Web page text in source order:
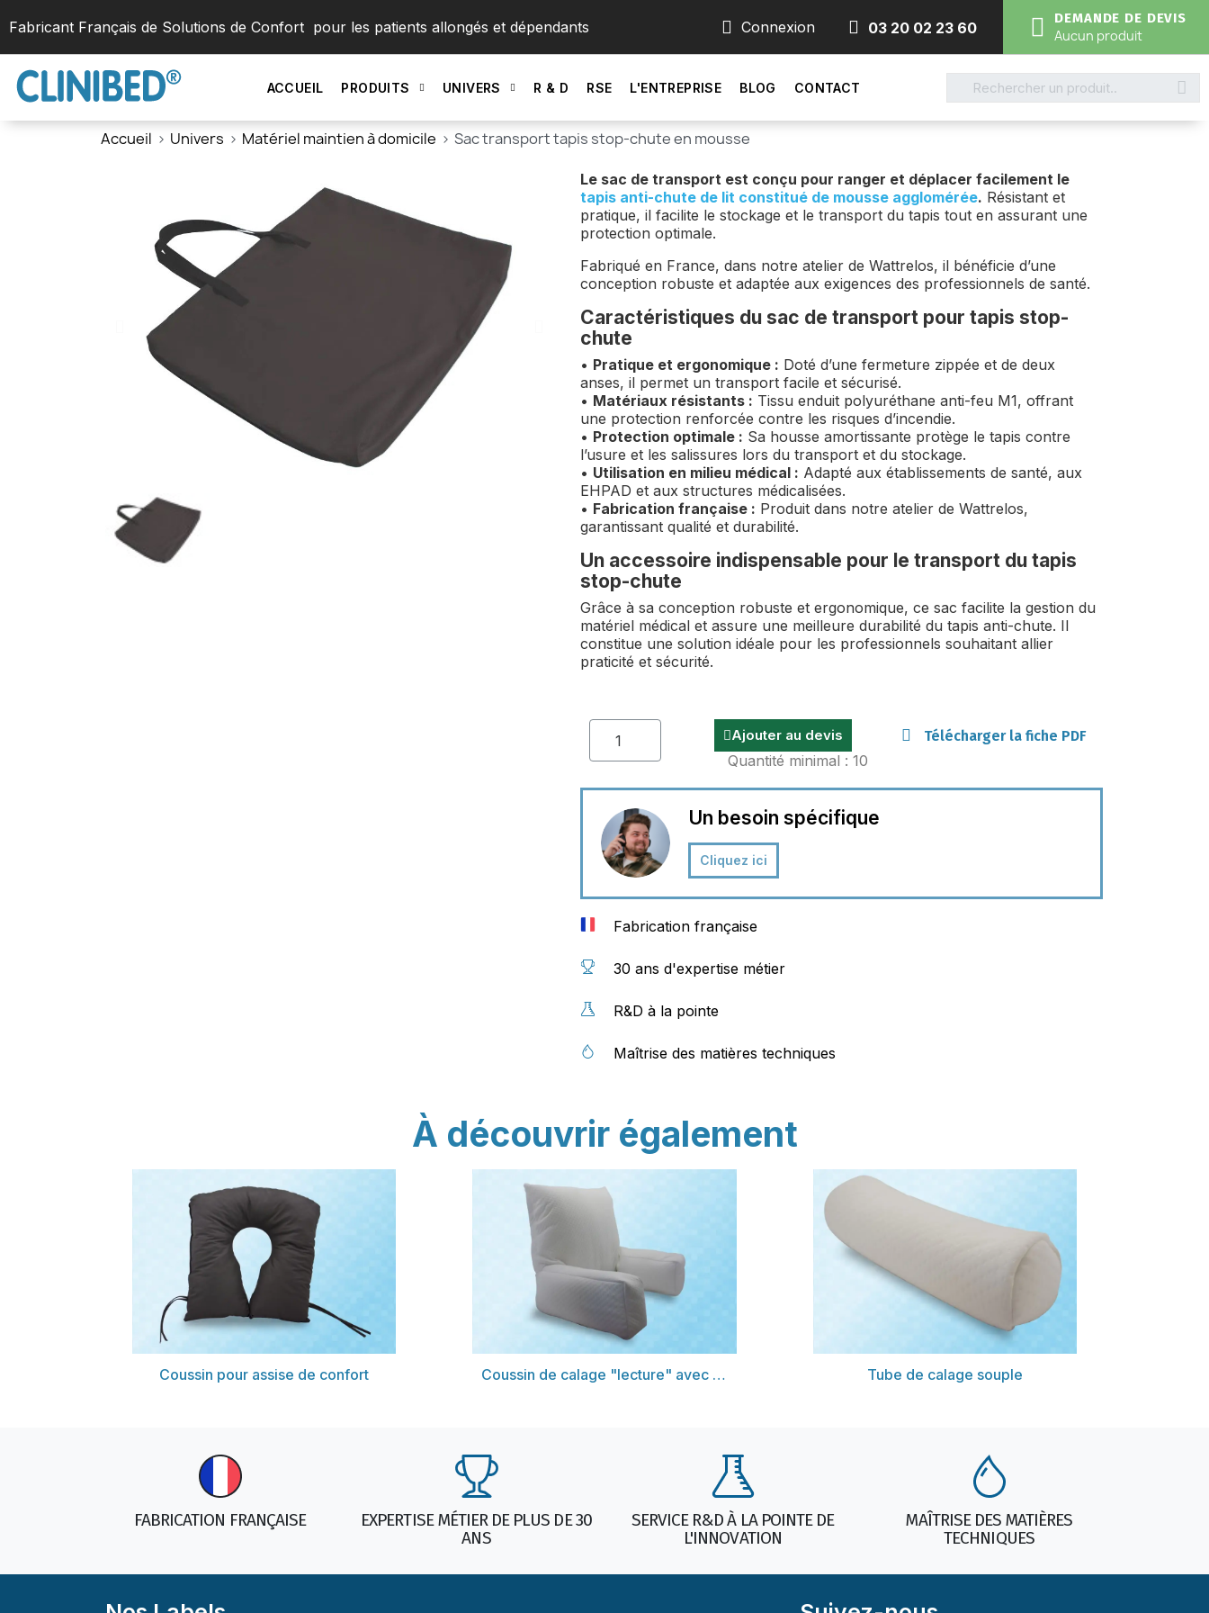
Fabricant Français de Solutions de Confort pour les patients allongés et dépendants Connexion 03 20 02 23 60
DEMANDE DE DEVIS
Aucun produit
ACCUEIL PRODUITS UNIVERS R & D RSE L'ENTREPRISE BLOG CONTACT
Accueil Univers Matériel maintien à domicile Sac transport tapis stop-chute en mousse
Le sac de transport est conçu pour ranger et déplacer facilement le
tapis anti-chute de lit constitué de mousse agglomérée. Résistant et
pratique, il facilite le stockage et le transport du tapis tout en assurant une
protection optimale.
Fabriqué en France, dans notre atelier de Wattrelos, il bénéficie d’une
conception robuste et adaptée aux exigences des professionnels de santé.
Caractéristiques du sac de transport pour tapis stop-
chute
• Pratique et ergonomique : Doté d’une fermeture zippée et de deux
anses, il permet un transport facile et sécurisé.
• Matériaux résistants : Tissu enduit polyuréthane anti-feu M1, offrant
une protection renforcée contre les risques d’incendie.
• Protection optimale : Sa housse amortissante protège le tapis contre
l’usure et les salissures lors du transport et du stockage.
• Utilisation en milieu médical : Adapté aux établissements de santé, aux
EHPAD et aux structures médicalisées.
• Fabrication française : Produit dans notre atelier de Wattrelos,
garantissant qualité et durabilité.
Un accessoire indispensable pour le transport du tapis
stop-chute
Grâce à sa conception robuste et ergonomique, ce sac facilite la gestion du
matériel médical et assure une meilleure durabilité du tapis anti-chute. Il
constitue une solution idéale pour les professionnels souhaitant allier
praticité et sécurité.
Ajouter au devis
Quantité minimal : 10
Télécharger la fiche PDF
Un besoin spécifique
Cliquez ici
Fabrication française
30 ans d'expertise métier
R&D à la pointe
Maîtrise des matières techniques
À découvrir également
Découvrir
Coussin pour assise de confort Découvrir Coussin de calage "lecture" avec accoudoir Découvrir
Tube de calage souple
FABRICATION FRANÇAISE
EXPERTISE MÉTIER DE PLUS DE 30
ANS
SERVICE R&D À LA POINTE DE
L'INNOVATION
MAÎTRISE DES MATIÈRES
TECHNIQUES